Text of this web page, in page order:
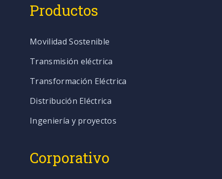
Productos
Movilidad Sostenible
Transmisión eléctrica
Transformación Eléctrica
Distribución Eléctrica
Ingeniería y proyectos
Corporativo